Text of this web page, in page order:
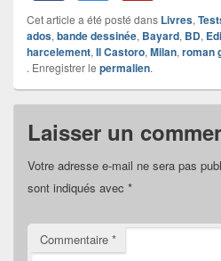
Cet article a été posté dans Livres,
ados, bande dessinée, Bayard, BD,
harcelement, Il Castoro, Milan, roman
. Enregistrer le permalien.
Laisser un
Votre adresse e-mail ne sera pas
sont indiqués avec *
Commentaire *